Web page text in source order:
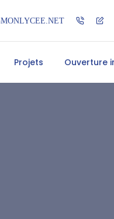
MONLYCEE.NET
Projets Ouverture